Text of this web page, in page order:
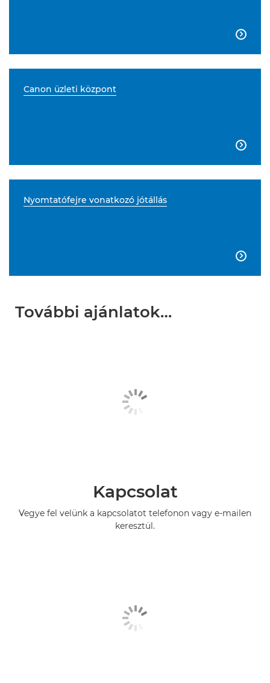

Canon üzleti központ

Nyomtatófejre vonatkozó jótállás

További ajánlatok…
Kapcsolat
Vegye fel velünk a kapcsolatot telefonon vagy e-mailen
keresztül.